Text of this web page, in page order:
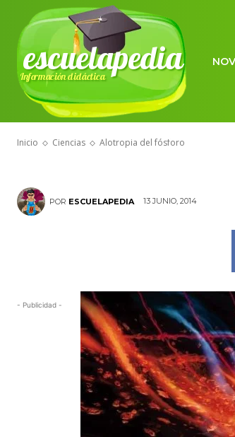
escuelapedia
Información didáctica
Inicio Ciencias Alotropia del fósforo
CIENCIAS
Alotropia
POR ESCUELAPEDIA 13 JUNIO, 2014
- Publicidad -